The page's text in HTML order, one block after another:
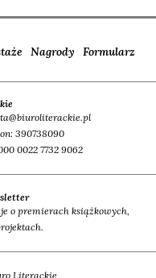
Nagrody Formularz
390738090
0022 7732 9062
o premierach książkowych,
Literackie